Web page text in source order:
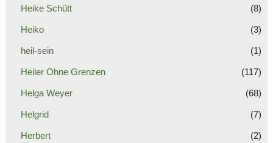
Heike Schütt (8)
Heiko (3)
heil-sein (1)
Heiler Ohne Grenzen (117)
Helga Weyer (68)
Helgrid (7)
Herbert (2)